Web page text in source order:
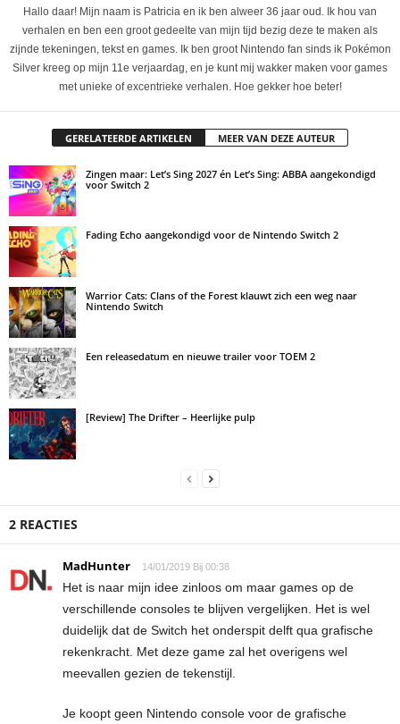
Hallo daar! Mijn naam is Patricia en ik ben alweer 36 jaar oud. Ik hou van
verhalen en ben een groot gedeelte van mijn tijd bezig deze te maken als
zijnde tekeningen, tekst en games. Ik ben groot Nintendo fan sinds ik Pokémon
Silver kreeg op mijn 11e verjaardag, en je kunt mij wakker maken voor games
met unieke of excentrieke verhalen. Hoe gekker hoe beter!
GERELATEERDE ARTIKELEN MEER VAN DEZE AUTEUR
Zingen maar: Let’s Sing 2027 én Let’s Sing: ABBA aangekondigd
voor Switch 2
Fading Echo aangekondigd voor de Nintendo Switch 2
Warrior Cats: Clans of the Forest klauwt zich een weg naar
Nintendo Switch
Een releasedatum en nieuwe trailer voor TOEM 2
[Review] The Drifter – Heerlijke pulp
2 REACTIES
MadHunter 14/01/2019 Bij 00:38
Het is naar mijn idee zinloos om maar games op de
verschillende consoles te blijven vergelijken. Het is wel
duidelijk dat de Switch het onderspit delft qua grafische
rekenkracht. Met deze game zal het overigens wel
meevallen gezien de tekenstijl.
Je koopt geen Nintendo console voor de grafische